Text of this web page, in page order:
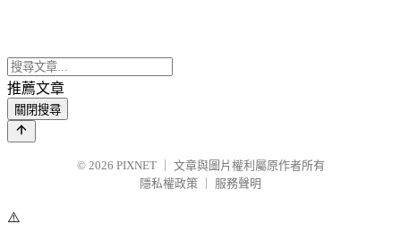
推薦文章
關閉搜尋
© 2026 PIXNET
文章與圖片權利屬原作者所有
隱私權政策
服務聲明
⚠️